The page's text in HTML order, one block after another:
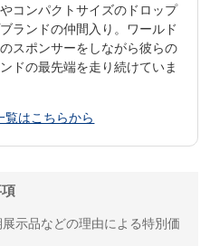
コンパクトサイズのドロップ
ランドの仲間入り。ワールド
スポンサーをしながら彼らの
ドの最先端を走り続けていま
覧はこちらから
示品などの理由による特別価